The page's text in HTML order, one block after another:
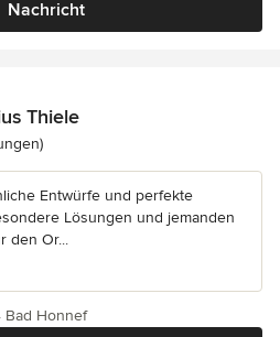
Nachricht
Thiele
4.9 von 5 Sternen
Entwürfe und perfekte
Lösungen und jemanden
den Or...
Bad Honnef